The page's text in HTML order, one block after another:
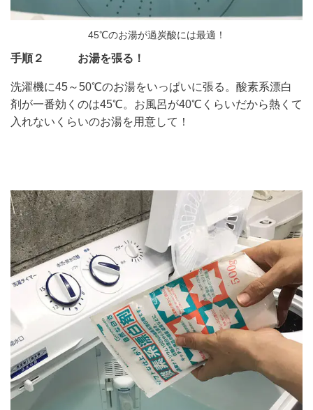
45℃のお湯が過炭酸には最適！
手順２ お湯を張る！
洗濯機に45～50℃のお湯をいっぱいに張る。酸素系漂白
剤が一番効くのは45℃。お風呂が40℃くらいだから熱くて
入れないくらいのお湯を用意して！